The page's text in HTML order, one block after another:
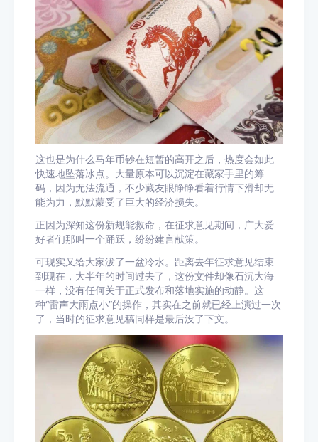
这也是为什么马年币钞在短暂的高开之后，热度会如此
快速地坠落冰点。大量原本可以沉淀在藏家手里的筹
码，因为无法流通，不少藏友眼睁睁看着行情下滑却无
能为力，默默蒙受了巨大的经济损失。
正因为深知这份新规能救命，在征求意见期间，广大爱
好者们那叫一个踊跃，纷纷建言献策。
可现实又给大家泼了一盆冷水。距离去年征求意见结束
到现在，大半年的时间过去了，这份文件却像石沉大海
一样，没有任何关于正式发布和落地实施的动静。这
种“雷声大雨点小”的操作，其实在之前就已经上演过一次
了，当时的征求意见稿同样是最后没了下文。